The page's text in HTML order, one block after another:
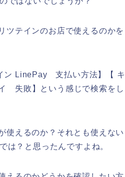
ツテインのお店で使えるのかを
ン LinePay 支払い方法】【 キ
失敗】という感じで検索をし
使えるのか？それとも使えない
は？と思ったんですよね。